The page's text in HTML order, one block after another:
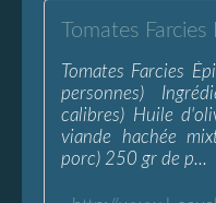
Tomates Farcies
personnes)
calibres) Huile
viande hachée
porc) 250 gr de p...